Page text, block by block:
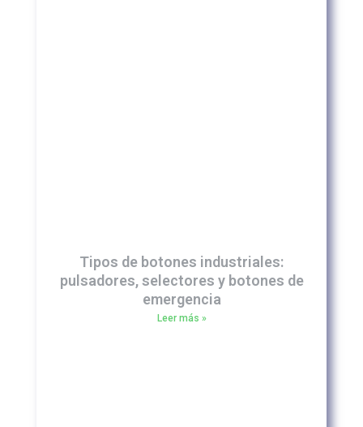
Tipos de botones industriales:
pulsadores, selectores y botones de
emergencia
Leer más »